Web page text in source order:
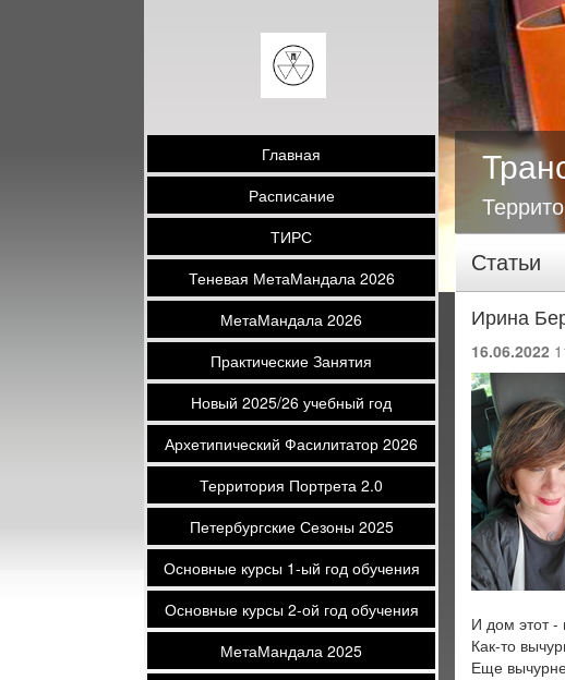
Главная
Расписание
ТИРС
Теневая МетаМандала 2026
МетаМандала 2026
Практические Занятия
Новый 2025/26 учебный год
Архетипический Фасилитатор 2026
Территория Портрета 2.0
Петербургские Сезоны 2025
Основные курсы 1-ый год обучения
Основные курсы 2-ой год обучения
МетаМандала 2025
Статьи
Ирина
16.06.2022
И дом этот -
Как-то
Еще